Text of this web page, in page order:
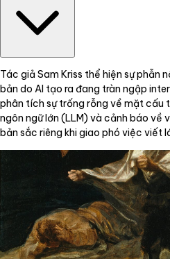
Tác giả Sam Kriss thể hiện sự phẫn
bản do AI tạo ra đang tràn ngập
phân tích sự trống rỗng về mặt cấu
ngôn ngữ lớn (LLM) và cảnh báo về
bản sắc riêng khi giao phó việc viết